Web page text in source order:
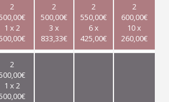
2
1 x 2
2
500,00€
3 x
833,33€
2
550,00€
6 x
425,00€
2
600,00€
10 x
260,00€
2
1 x 2